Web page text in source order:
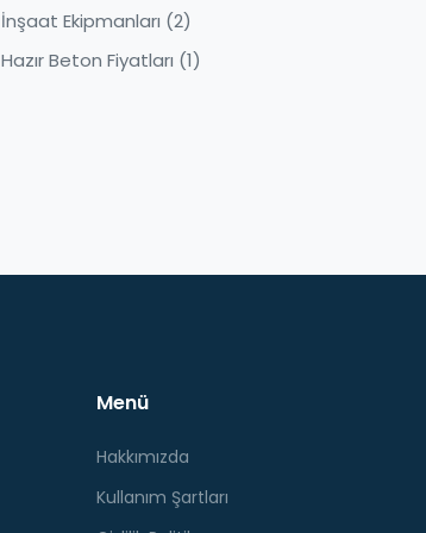
İnşaat Ekipmanları (2)
Hazır Beton Fiyatları (1)
Menü
Hakkımızda
Kullanım Şartları